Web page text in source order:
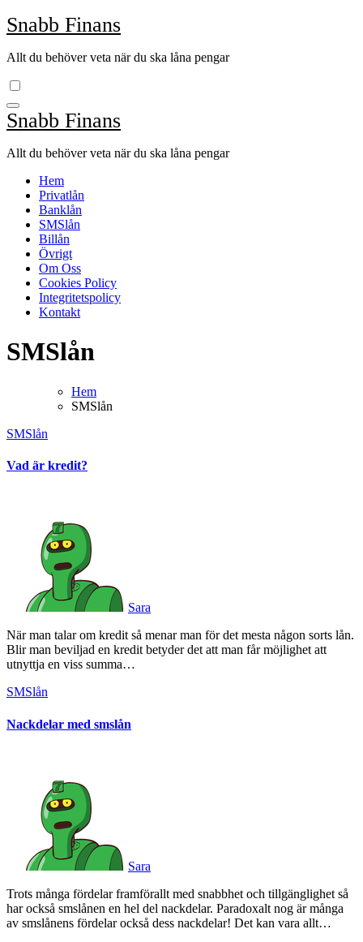
Hoppa
till
Snabb Finans
Allt du behöver veta när du ska låna pengar
Snabb Finans
Allt du behöver veta när du ska låna pengar
Hem
Privatlån
Banklån
SMSlån
Billån
Övrigt
Om Oss
Cookies Policy
Integritetspolicy
Kontakt
SMSlån
Hem
SMSlån
SMSlån
Vad är kredit?
Sara
När man talar om kredit så menar man för det mesta någon sorts lån.
Blir man beviljad en kredit betyder det att man får möjlighet att
utnyttja en viss summa…
SMSlån
Nackdelar med smslån
Sara
Trots många fördelar framförallt med snabbhet och tillgänglighet så
har också smslånen en hel del nackdelar. Paradoxalt nog är många
av smslånens fördelar också dess nackdelar! Det kan vara allt…